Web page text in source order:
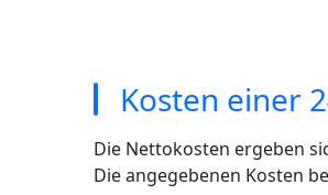
Kosten einer
Die Nettokosten ergeben
Die angegebenen Kosten